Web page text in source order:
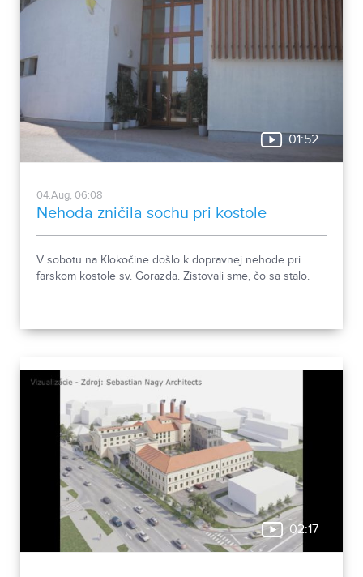
01:52
04.Aug, 06:08
Nehoda zničila sochu pri kostole
V sobotu na Klokočine došlo k dopravnej nehode pri
farskom kostole sv. Gorazda. Zistovali sme, čo sa stalo.
02:17